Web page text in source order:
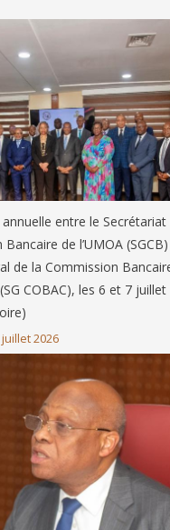
entre le Secrétariat
de l’UMOA
de la Commission
COBAC), les 6 et 7
juillet 2026